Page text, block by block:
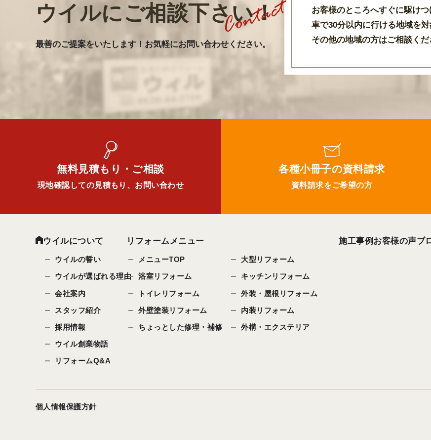
ウイルにご相談下さい！
最善のご提案をいたします ！ お気軽にお問い合わせください。
お客様のところへすぐに駆け
車で30分以内に行ける地域を
その他の地域の方はご相談くだ
無料見積もり・ご相談
現地確認しての見積もり、お問い合わせ
各種小冊子の資料請求
資料請求をご希望の方
ウイルについて
ウイルの誓い
ウイルが選ばれる理由
会社案内
スタッフ紹介
採用情報
ウイル創業物語
リフォームQ&A
リフォームメニュー
メニューTOP 大型リフォーム
浴室リフォーム キッチンリフォーム
トイレリフォーム 外装・屋根リフォーム
外壁塗装リフォーム 内装リフォーム
ちょっとした修理・補修 外構・エクステリア
施工事例 お客様の声ブ
個人情報保護方針